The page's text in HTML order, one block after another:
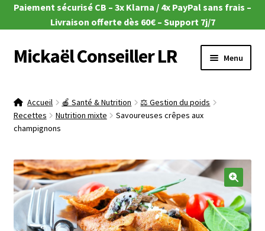
Paiement sécurisé CB – 3x Klarna / 4x PayPal sans frais –
Livraison offerte dès 60€ – Support 7j/7
Aller
à
navigation
Aller
au
Mickaël Conseiller LR Menu
🌿Aloe Vera
enfant
le
menu
enfant
💄Make-up
Ouvrir
menu
enfant
🦠MicroSilver
Ouvrir
le
Accueil 🍎 Santé & Nutrition
⚖️ Gestion du poids
Recettes
Nutrition mixte
Savoureuses crêpes aux
champignons
🔍